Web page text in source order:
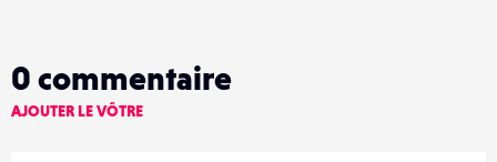
0 commentaire
AJOUTER LE VÔTRE